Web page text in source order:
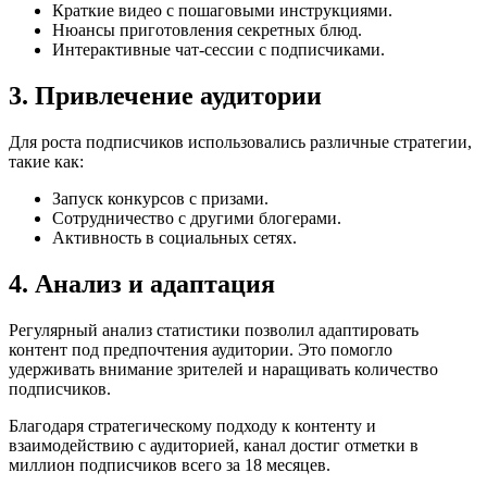
Краткие видео с пошаговыми инструкциями.
Нюансы приготовления секретных блюд.
Интерактивные чат-сессии с подписчиками.
3. Привлечение аудитории
Для роста подписчиков использовались различные стратегии,
такие как:
Запуск конкурсов с призами.
Сотрудничество с другими блогерами.
Активность в социальных сетях.
4. Анализ и адаптация
Регулярный анализ статистики позволил адаптировать
контент под предпочтения аудитории. Это помогло
удерживать внимание зрителей и наращивать количество
подписчиков.
Благодаря стратегическому подходу к контенту и
взаимодействию с аудиторией, канал достиг отметки в
миллион подписчиков всего за 18 месяцев.